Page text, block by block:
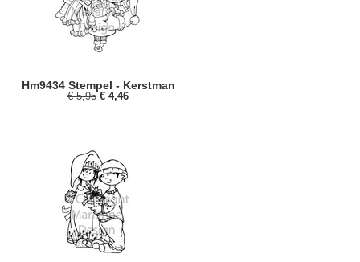
Hm9434 Stempel - Kerstman
€ 5,95 € 4,46